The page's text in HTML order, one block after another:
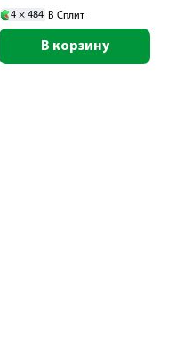
4 × 484 В Сплит
В корзину